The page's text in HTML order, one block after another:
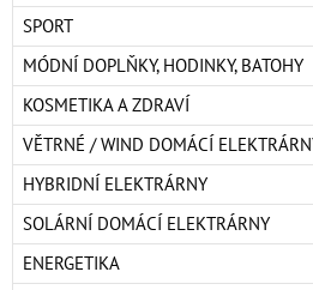
SPORT
MÓDNÍ DOPLŇKY, HODINKY, BATOHY
KOSMETIKA A ZDRAVÍ
VĚTRNÉ / WIND DOMÁCÍ
HYBRIDNÍ ELEKTRÁRNY
SOLÁRNÍ DOMÁCÍ ELEKTRÁRNY
ENERGETIKA